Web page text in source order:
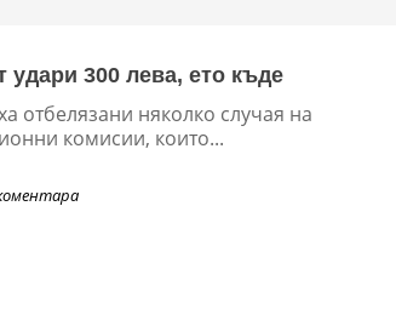
удари 300 лева, ето къде
отбелязани няколко случая на
комисии, които...